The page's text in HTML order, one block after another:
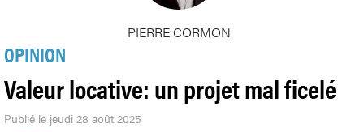
PIERRE CORMON
OPINION
Valeur locative: un projet mal ficelé
Publié le jeudi 28 août 2025